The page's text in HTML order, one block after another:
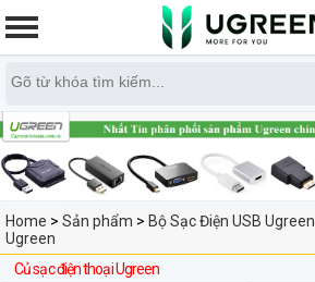
Home > Sản phẩm > Bộ Sạc Điện USB Ugreen
Ugreen
Củ sạc điện thoại Ugreen